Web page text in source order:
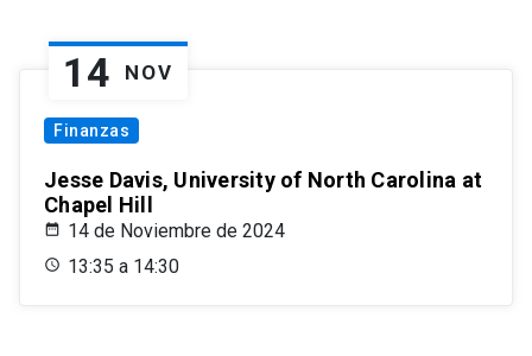
14 NOV
Finanzas
Jesse Davis, University of North Carolina at
Chapel Hill
14 de Noviembre de 2024
13:35 a 14:30